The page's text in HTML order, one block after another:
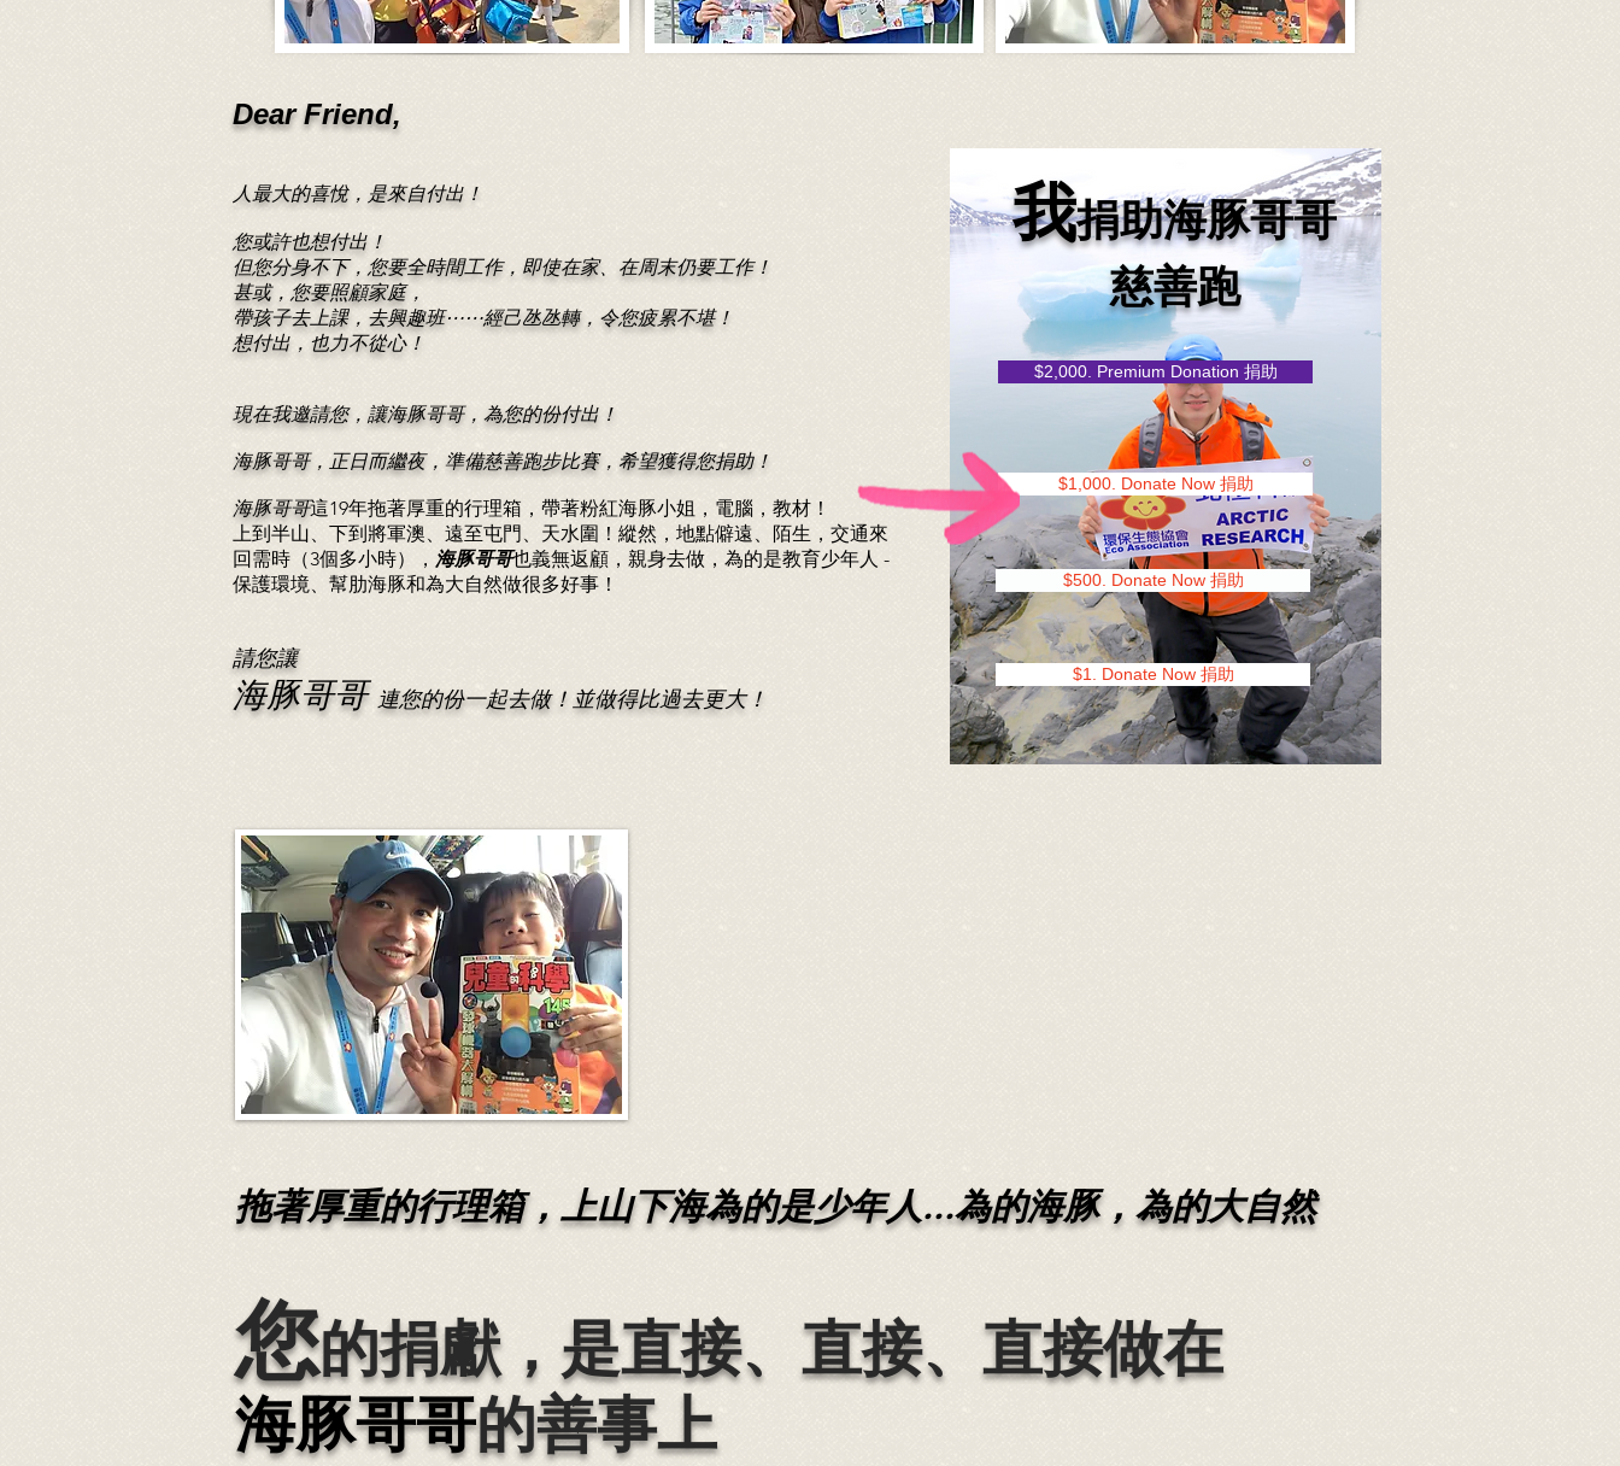
Dear Friend,
人最大的喜悅，是來自付出！
您或許也想付出！
但您分身不下，您要全時間工作，即使在家、在周末仍要工作！
甚或，您要照顧家庭，
帶孩子去上課，去興趣班⋯⋯經己氹氹轉，令您疲累不堪！
想付出，也力不從心！
現在我邀請您，讓海豚哥哥，為您的份付出！
海豚哥哥，正日而繼夜，準備慈善跑步比賽，希望獲得您捐助！
海豚哥哥這19年拖著厚重的行理箱，帶著粉紅海豚小姐，電腦，教材！
上到半山、下到將軍澳、遠至屯門、天水圍！縱然，地點僻遠、陌生，交通來
回需時（3個多小時）， 海豚哥哥也義無返顧，親身去做，為的是教育少年人 -
保護環境、幫肋海豚和為大自然做很多好事！
請您讓
海豚哥哥 連您的份一起去做！並做得比過去更大！
我捐助海豚哥哥
​慈善跑
$1. Donate Now 捐助
$500. Donate Now 捐助
$1,000. Donate Now 捐助
$2,000. Premium Donation 捐助
拖著厚重的行理箱，上山下海為的是少年人...為的海豚，為的大自然
您的捐獻，是直接、直接、直接做在
海豚哥哥的善事上